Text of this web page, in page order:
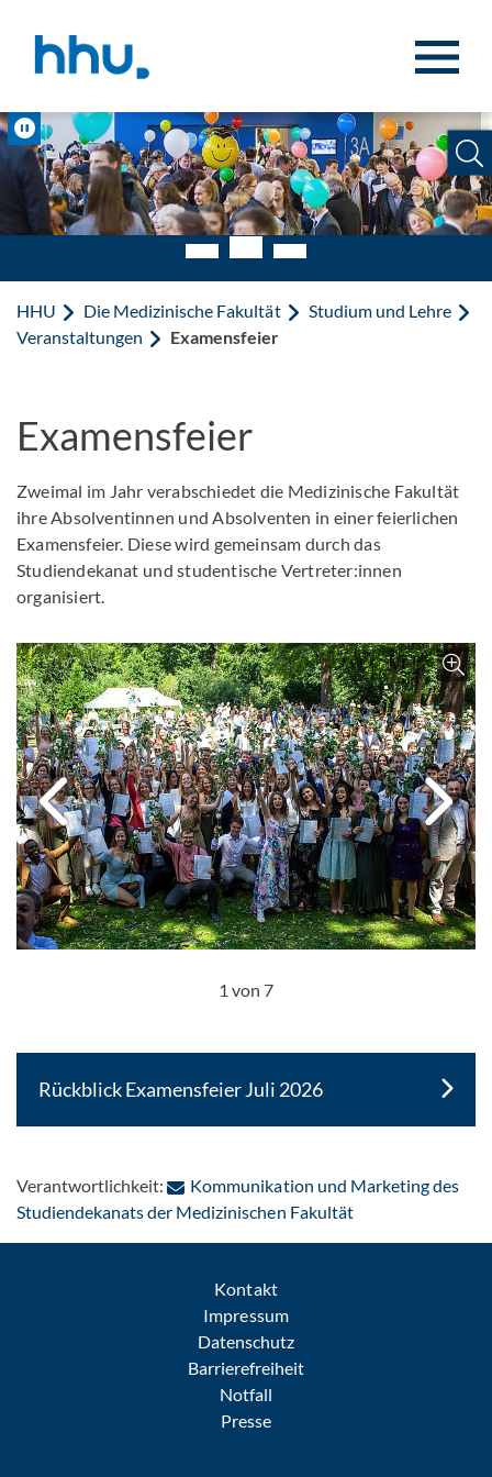
Pause
HHU Die Medizinische Fakultät
Studium und Lehre
Veranstaltungen
Examensfeier
Examensfeier
Zweimal im Jahr verabschiedet die Medizinische Fakultät
ihre Absolventinnen und Absolventen in einer feierlichen
Examensfeier. Diese wird gemeinsam durch das
Studiendekanat und studentische Vertreter:innen
organisiert.
Nächstes
Bild
1 von 7
Rückblick Examensfeier Juli 2026
Verantwortlichkeit:
Kommunikation und Marketing des
Studiendekanats der Medizinischen Fakultät: Per E-Mail
Kontakt
Impressum
Datenschutz
Barrierefreiheit
Notfall
Presse